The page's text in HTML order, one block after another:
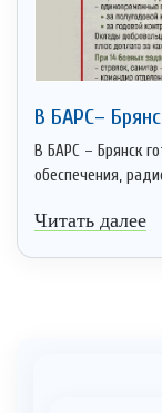
В БАРС–
В БАРС – Брянск
обеспечения,
Читать далее